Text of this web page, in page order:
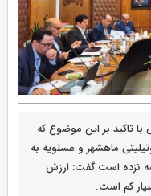
تاکید بر این موضوع که
ماهشهر و عسلویه به
نزده است گفت: ارزش
کم است.